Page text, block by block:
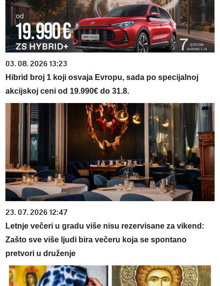
03. 08. 2026 13:23
Hibrid broj 1 koji osvaja Evropu, sada po specijalnoj
akcijskoj ceni od 19.990€ do 31.8.
23. 07. 2026 12:47
Letnje večeri u gradu više nisu rezervisane za vikend:
Zašto sve više ljudi bira večeru koja se spontano
pretvori u druženje